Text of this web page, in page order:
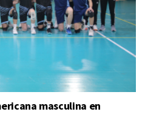
masculina en